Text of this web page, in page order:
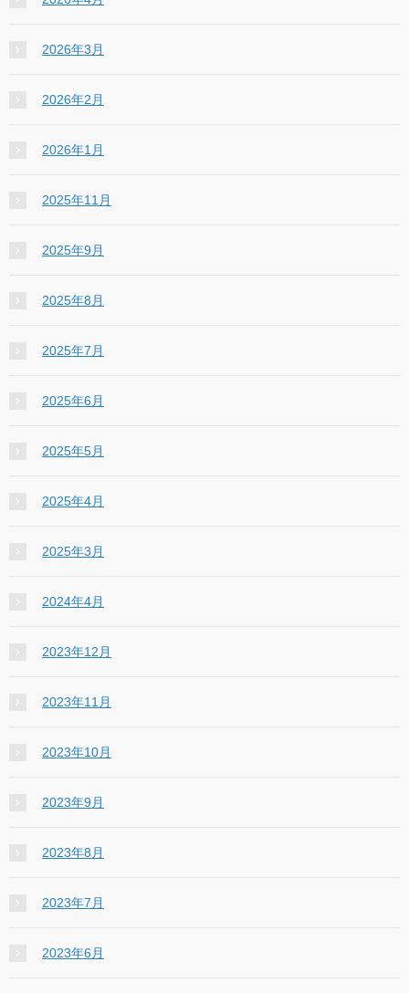
2026年3月
2026年2月
2026年1月
2025年11月
2025年9月
2025年8月
2025年7月
2025年6月
2025年5月
2025年4月
2025年3月
2024年4月
2023年12月
2023年11月
2023年10月
2023年9月
2023年8月
2023年7月
2023年6月